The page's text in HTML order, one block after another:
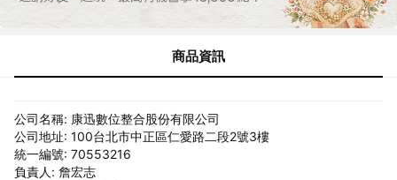
商品資訊
公司名稱: 康迅數位整合股份有限公司
公司地址: 100台北市中正區仁愛路二段2號3樓
統一編號: 70553216
負責人: 詹宏志